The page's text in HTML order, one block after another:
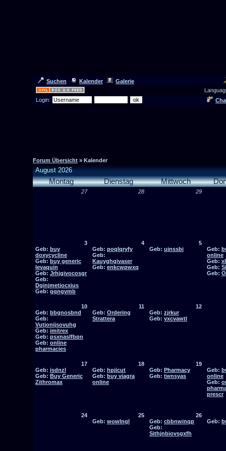
Suchen Kalender
Galerie
Login:
Forum Übersicht » Kalender
August 2026
Montag Dienstag Mittwoch
27 28 29
3
Geb: buy
doxycycline
Geb: buy generic
levaquin
Geb: Jrhjgivocosgr
Geb:
Dginjmetjocxius
Geb: gqngvmb
4
Geb: poqlqryfy
Geb:
Kauyghgivaser
Geb: enkcwpwxq
5
Geb: ujnssbi Geb:
online
Geb:
Geb:
Geb:
10
Geb: bbgnosbnd
Geb:
Vutjonijsovuhg
Geb: imitrex
Geb: psxnaslfbpn
Geb: online
pharmacies
11
Geb: Ordering
Strattera
12
Geb: zjrkur
Geb: vxcvawtl
17
Geb: isdnzl
Geb: Buy Generic
Zithromax
18
Geb: hpjicut
Geb: buy viagra
online
19
Geb: Pharmacy
Geb: twnsyas
Geb:
online
Geb:
prescr
24
25
Geb: wowlngl
26
Geb: cbbnwinqp
Geb:
Sithjnbiovsgxfh
Geb: